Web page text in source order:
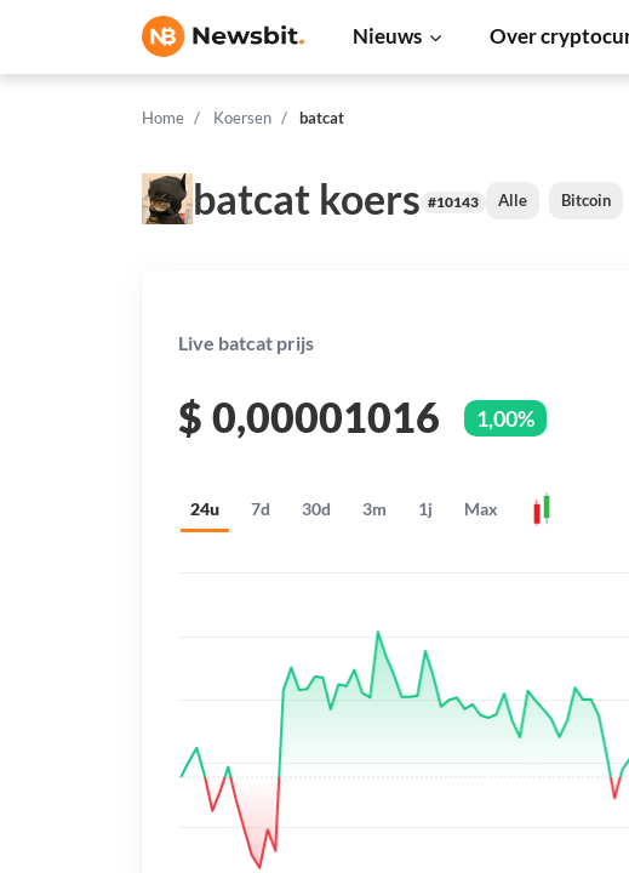
Nieuws Over
Home Koersen batcat
batcat koers #10143 Alle Bitcoin
Live batcat prijs
$ 0,00001016 1,00%
24u 7d 30d 3m 1j Max